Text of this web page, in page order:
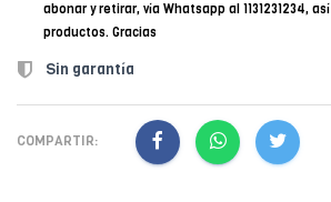
abonar y retirar, vía Whatsapp al 1131231234,
productos. Gracias
Sin garantía
COMPARTIR: